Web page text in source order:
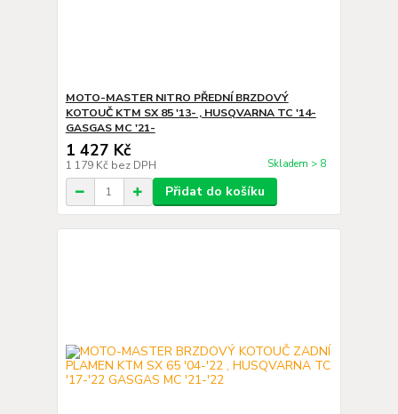
MOTO-MASTER NITRO PŘEDNÍ BRZDOVÝ
KOTOUČ KTM SX 85 '13- , HUSQVARNA TC '14-
GASGAS MC '21-
1 427 Kč
1 179 Kč bez DPH Skladem > 8
Přidat do košíku